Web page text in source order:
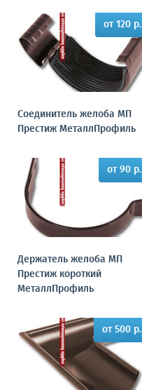
от 120 р.
Соединитель желоба МП
Престиж МеталлПрофиль
от 90 р.
Держатель желоба МП
Престиж короткий
МеталлПрофиль
от 500 р.